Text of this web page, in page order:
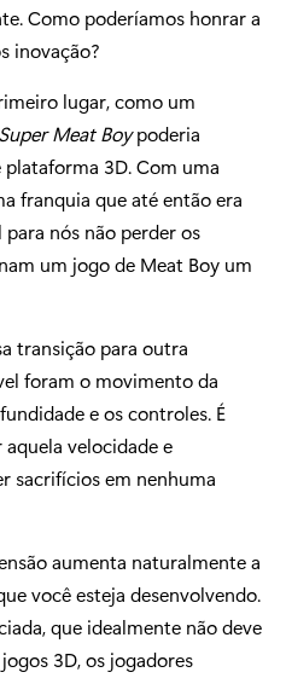
Como poderíamos honrar a
inovação?
lugar, como um
Super Meat Boypoderia
3D. Com uma
franquia que até então era
nós não perder os
um jogo de Meat Boy um
transição para outra
foram o movimento da
e os controles. É
velocidade e
sacrifícios em nenhuma
aumenta naturalmente a
você esteja desenvolvendo.
que idealmente não deve
3D, os jogadores